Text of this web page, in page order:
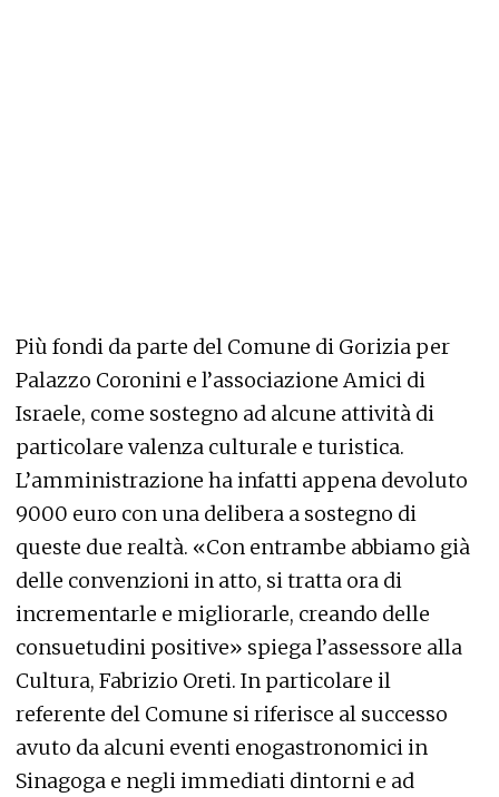
Più fondi da parte del Comune di Gorizia per
Palazzo Coronini e l’associazione Amici di
Israele, come sostegno ad alcune attività di
particolare valenza culturale e turistica.
L’amministrazione ha infatti appena devoluto
9000 euro con una delibera a sostegno di
queste due realtà. «Con entrambe abbiamo già
delle convenzioni in atto, si tratta ora di
incrementarle e migliorarle, creando delle
consuetudini positive» spiega l’assessore alla
Cultura, Fabrizio Oreti. In particolare il
referente del Comune si riferisce al successo
avuto da alcuni eventi enogastronomici in
Sinagoga e negli immediati dintorni e ad